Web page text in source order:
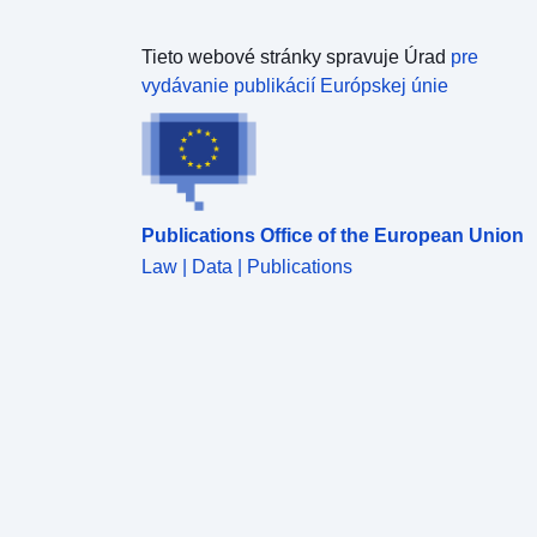
Tieto webové stránky spravuje Úrad pre
vydávanie publikácií Európskej únie
Publications Office of the European Union
Law | Data | Publications